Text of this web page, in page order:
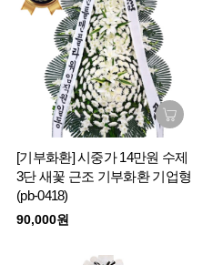
[기부화환] 시중가 14만원 수제
3단 새꽃 근조 기부화환 기업형
(pb-0418)
90,000원